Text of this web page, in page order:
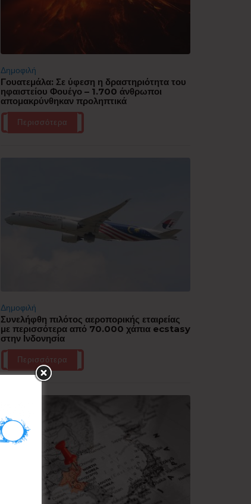
Δημοφιλή
Γουατεμάλα: Σε ύφεση η δραστηριότητα του
ηφαιστείου Φουέγο – 1.700 άνθρωποι
απομακρύνθηκαν προληπτικά
Περισσότερα
Δημοφιλή
Συνελήφθη πιλότος αεροπορικής εταιρείας
με περισσότερα από 70.000 χάπια ecstasy
στην Ινδονησία
Περισσότερα